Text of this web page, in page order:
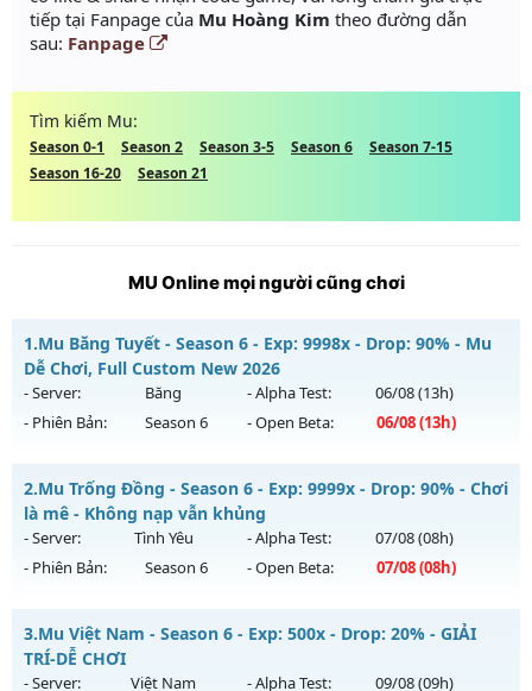
tiếp tại Fanpage của Mu Hoàng Kim theo đường dẫn
sau: Fanpage
Tìm kiếm Mu:
Season 0-1 Season 2 Season 3-5 Season 6
Season 7-15
Season 16-20
Season 21
MU Online mọi người cũng chơi
1.Mu Băng Tuyết - Season 6 - Exp: 9998x - Drop: 90% - Mu
Dễ Chơi, Full Custom New 2026
- Server: Băng - Alpha Test: 06/08(13h)
- Phiên Bản:
Season 6 - Open Beta: 06/08(13h)
Mu Băng Tuyết - Mu Dễ Chơi, Full Custom New 2026
Mu mới ra tháng 08 2026 - Mở máy chủ
06/08/2626
Exp: 9998x - Drop: 90%
Thể loại: Mu Custom thêm đồ mới
Antihack: Dragon
2.Mu Trống Đồng - Season 6 - Exp: 9999x - Drop: 90% - Chơi
là mê - Không nạp vẫn khủng
- Server: Tình Yêu - Alpha Test: 07/08(08h)
- Phiên Bản:
Season 6 - Open Beta: 07/08(08h)
Mu Trống Đồng - Chơi là mê - Không nạp vẫn khủng
Mu mới ra tháng 08 2026 - Mở máy chủ
ngày 07/08/2626
3.Mu Việt Nam - Season 6 - Exp: 500x - Drop: 20% - GIẢI
TRÍ-DỄ CHƠI
- Server: Việt Nam - Alpha Test: 09/08(09h)